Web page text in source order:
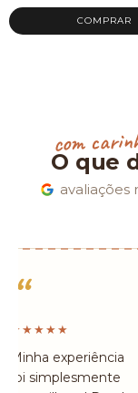
com
O que
avaliações
“
★★★★★
Minha experiência
foi simplesmente